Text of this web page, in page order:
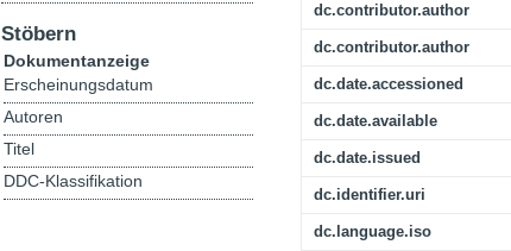
dc.contributor.author
dc.contributor.author
dc.date.accessioned
dc.date.available
dc.date.issued
dc.identifier.uri
dc.language.iso
Stöbern
Dokumentanzeige
Erscheinungsdatum
Autoren
Titel
DDC-Klassifikation